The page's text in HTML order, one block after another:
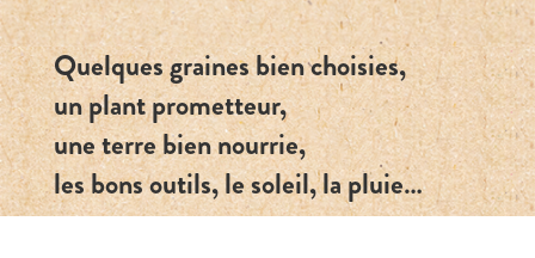
Quelques graines bien choisies,
un plant prometteur,
une terre bien nourrie,
les bons outils, le soleil, la pluie…